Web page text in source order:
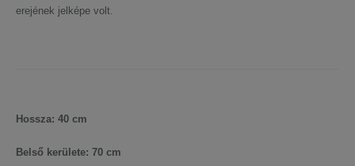
erejének jelképe volt.
Hossza: 40 cm
Belső kerülete: 70 cm